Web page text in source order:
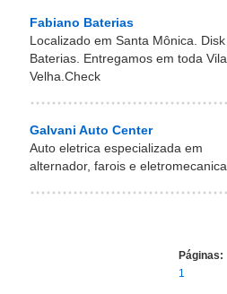
Fabiano Baterias
Localizado em Santa Mônica. Disk
Baterias. Entregamos em toda Vila
Velha.Check
Galvani Auto Center
Auto eletrica especializada em
alternador, farois e eletromecanica.
Páginas:
1